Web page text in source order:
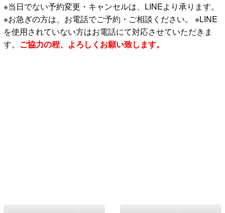
※当日でない予約変更・キャンセルは、LINEより承ります。
※お急ぎの方は、お電話でご予約・ご相談ください。 ※LINE
を使用されていない方はお電話にて対応させていただきま
す。 ご協力の程、よろしくお願い致します。